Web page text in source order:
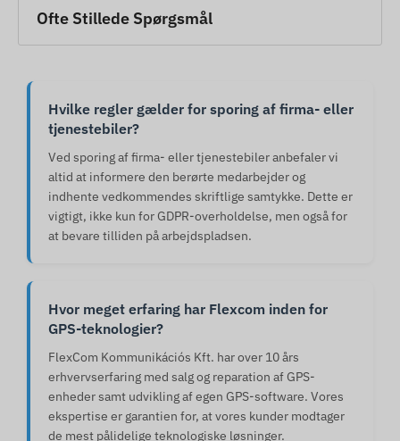
Ofte Stillede Spørgsmål
Hvilke regler gælder for sporing af firma- eller
tjenestebiler?
Ved sporing af firma- eller tjenestebiler anbefaler vi
altid at informere den berørte medarbejder og
indhente vedkommendes skriftlige samtykke. Dette er
vigtigt, ikke kun for GDPR-overholdelse, men også for
at bevare tilliden på arbejdspladsen.
Hvor meget erfaring har Flexcom inden for
GPS-teknologier?
FlexCom Kommunikációs Kft. har over 10 års
erhvervserfaring med salg og reparation af GPS-
enheder samt udvikling af egen GPS-software. Vores
ekspertise er garantien for, at vores kunder modtager
de mest pålidelige teknologiske løsninger.